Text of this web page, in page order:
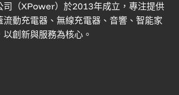
司（XPower）於2013年成立，專注提供
動充電器、無線充電器、音響、智能家
創新與服務為核心。